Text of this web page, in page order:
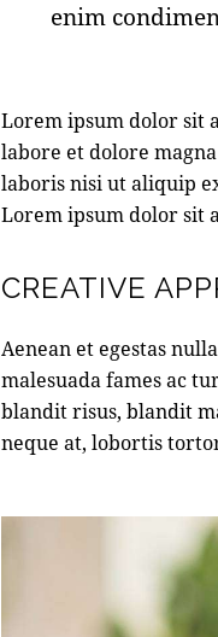
enim
Lorem ipsum dolor sit
labore et dolore
laboris nisi ut aliquip
Lorem ipsum dolor sit
CREATIVE
Aenean et egestas
malesuada fames ac
blandit risus, blandit
neque at, lobortis